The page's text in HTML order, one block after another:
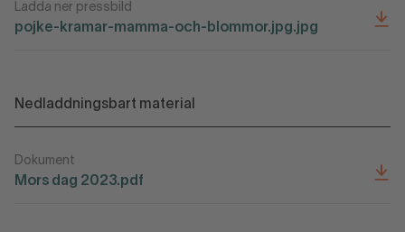
Ladda ner pressbild
pojke-kramar-mamma-och-blommor.jpg.jpg
Nedladdningsbart material
Dokument
Mors dag 2023.pdf